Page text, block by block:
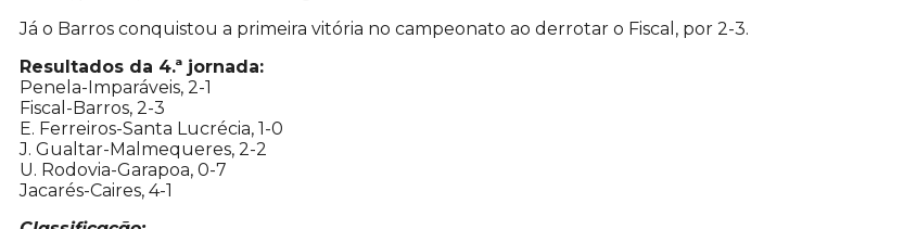
Já o Barros conquistou a primeira vitória no campeonato ao derrotar o Fiscal, por 2-3.
Resultados da 4.ª jornada:
Penela-Imparáveis, 2-1
Fiscal-Barros, 2-3
E. Ferreiros-Santa Lucrécia, 1-0
J. Gualtar-Malmequeres, 2-2
U. Rodovia-Garapoa, 0-7
Jacarés-Caires, 4-1